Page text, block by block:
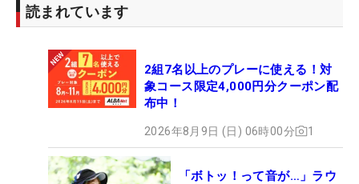
読まれています
2組7名以上のプレーに使える！対
象コース限定4,000円分クーポン配
布中！
2026年8月9日 (日) 06時00分 1
「ボトッ！って音が…」ラウ